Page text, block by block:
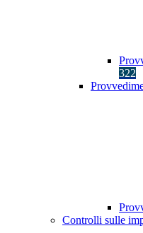
322
Controlli sulle